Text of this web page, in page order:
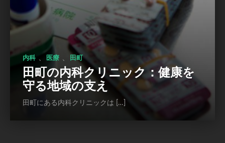
内科 医療 田町
田町の内科クリニック：健康を
守る地域の支え
田町にある内科クリニックは […]